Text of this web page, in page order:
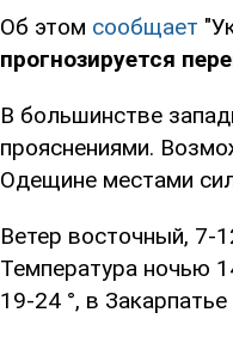
Об этом сообщает
прогнозируется
В большинстве
прояснениями.
Одещине местами
Ветер восточный,
Температура ночью
19-24 °, в